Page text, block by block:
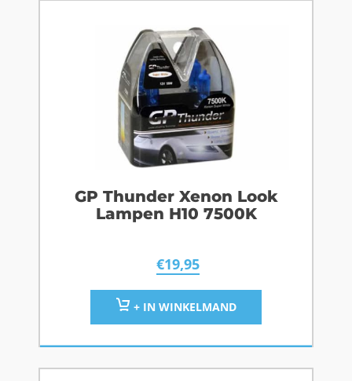
GP Thunder Xenon Look
Lampen H10 7500K
€19,95
+ IN WINKELMAND